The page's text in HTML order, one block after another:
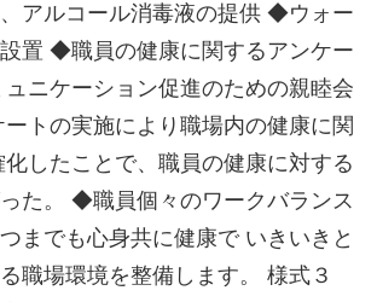
アルコール消毒液の提供 ◆ウォー
置 ◆職員の健康に関するアンケー
ニケーション促進のための親睦会
トの実施により職場内の健康に関
したことで、職員の健康に対する
た。 ◆職員個々のワークバランス
までも心身共に健康で いきいきと
職場環境を整備します。 様式３